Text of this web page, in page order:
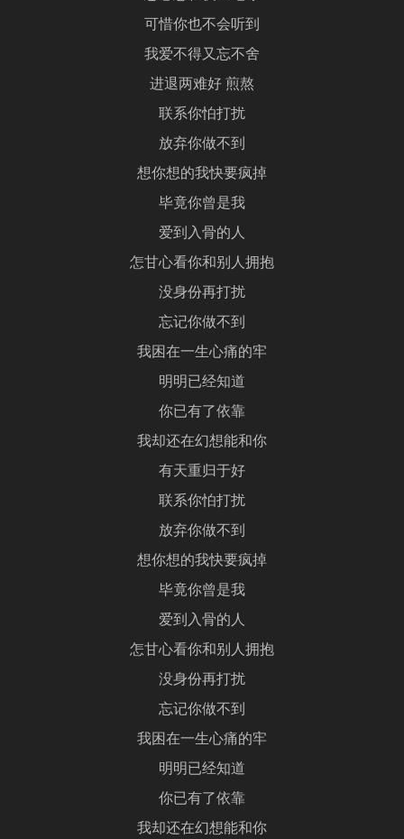
可惜你也不会听到
我爱不得又忘不舍
进退两难好 煎熬
联系你怕打扰
放弃你做不到
想你想的我快要疯掉
毕竟你曾是我
爱到入骨的人
怎甘心看你和别人拥抱
没身份再打扰
忘记你做不到
我困在一生心痛的牢
明明已经知道
你已有了依靠
我却还在幻想能和你
有天重归于好
联系你怕打扰
放弃你做不到
想你想的我快要疯掉
毕竟你曾是我
爱到入骨的人
怎甘心看你和别人拥抱
没身份再打扰
忘记你做不到
我困在一生心痛的牢
明明已经知道
你已有了依靠
我却还在幻想能和你